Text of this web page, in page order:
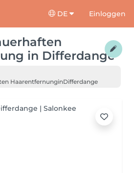
DE Einloggen
in Differdange
HaarentfernunginDifferdange